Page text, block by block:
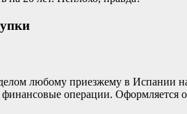
любому приезжему в Испании
операции. Оформляется